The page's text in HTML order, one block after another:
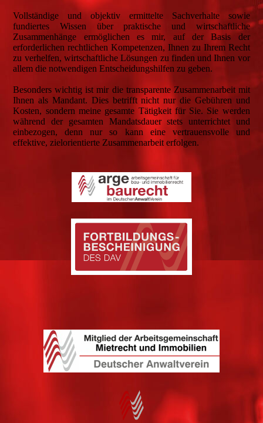
Vollständige und objektiv ermittelte Sachverhalte sowie
fundiertes Wissen über praktische und wirtschaftliche
Zusammenhänge ermöglichen es mir, auf der Basis der
erforderlichen rechtlichen Kompetenzen, Ihnen zu Ihrem Recht
zu verhelfen, wirtschaftliche Lösungen zu finden und Ihnen vor
allem die notwendigen Entscheidungshilfen zu geben.
Besonders wichtig ist mir die transparente Zusammenarbeit mit
Ihnen als Mandant. Dies betrifft nicht nur die Gebühren und
Kosten, sondern meine gesamte Tätigkeit für Sie. Sie werden
während der gesamten Mandatsdauer stets unterrichtet und
einbezogen, denn nur so kann eine vertrauensvolle und
effektive, zielorientierte Zusammenarbeit erfolgen.